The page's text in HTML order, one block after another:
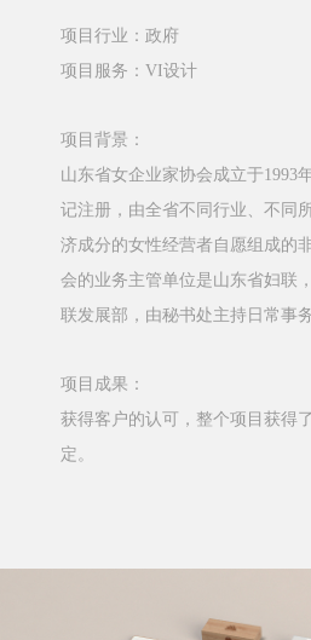
项目行业：政府
项目服务：VI设计
项目背景：
山东省女企业家协会成立于1993
记注册，由全省不同行业、不同
济成分的女性经营者自愿组成的
会的业务主管单位是山东省妇联
联发展部，由秘书处主持日常事务
项目成果：
获得客户的认可，整个项目获得
定。